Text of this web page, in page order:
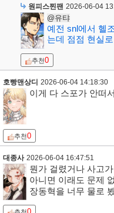
원피스찐팬 2026-06-04
@유탸
예전 snl에서 헬
는데 점점 현실로
추천0
호빵맨상디 2026-06-04 14:18:30
이게 다 스포가 안떠
추천0
대종사 2026-06-04 16:47:51
뭔가 걸렸거나 사고
아니면 이래도 문제
장동혁을 너무 물로